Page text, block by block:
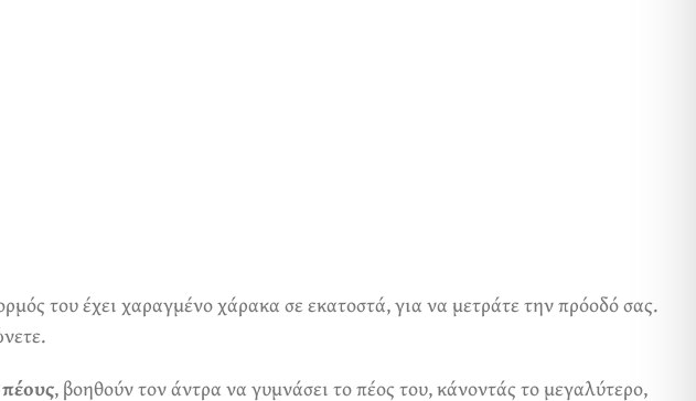
του έχει χαραγμένο χάρακα σε εκατοστά, για να μετράτε την πρόοδό σας.
, βοηθούν τον άντρα να γυμνάσει το πέος του, κάνοντάς το μεγαλύτερο,